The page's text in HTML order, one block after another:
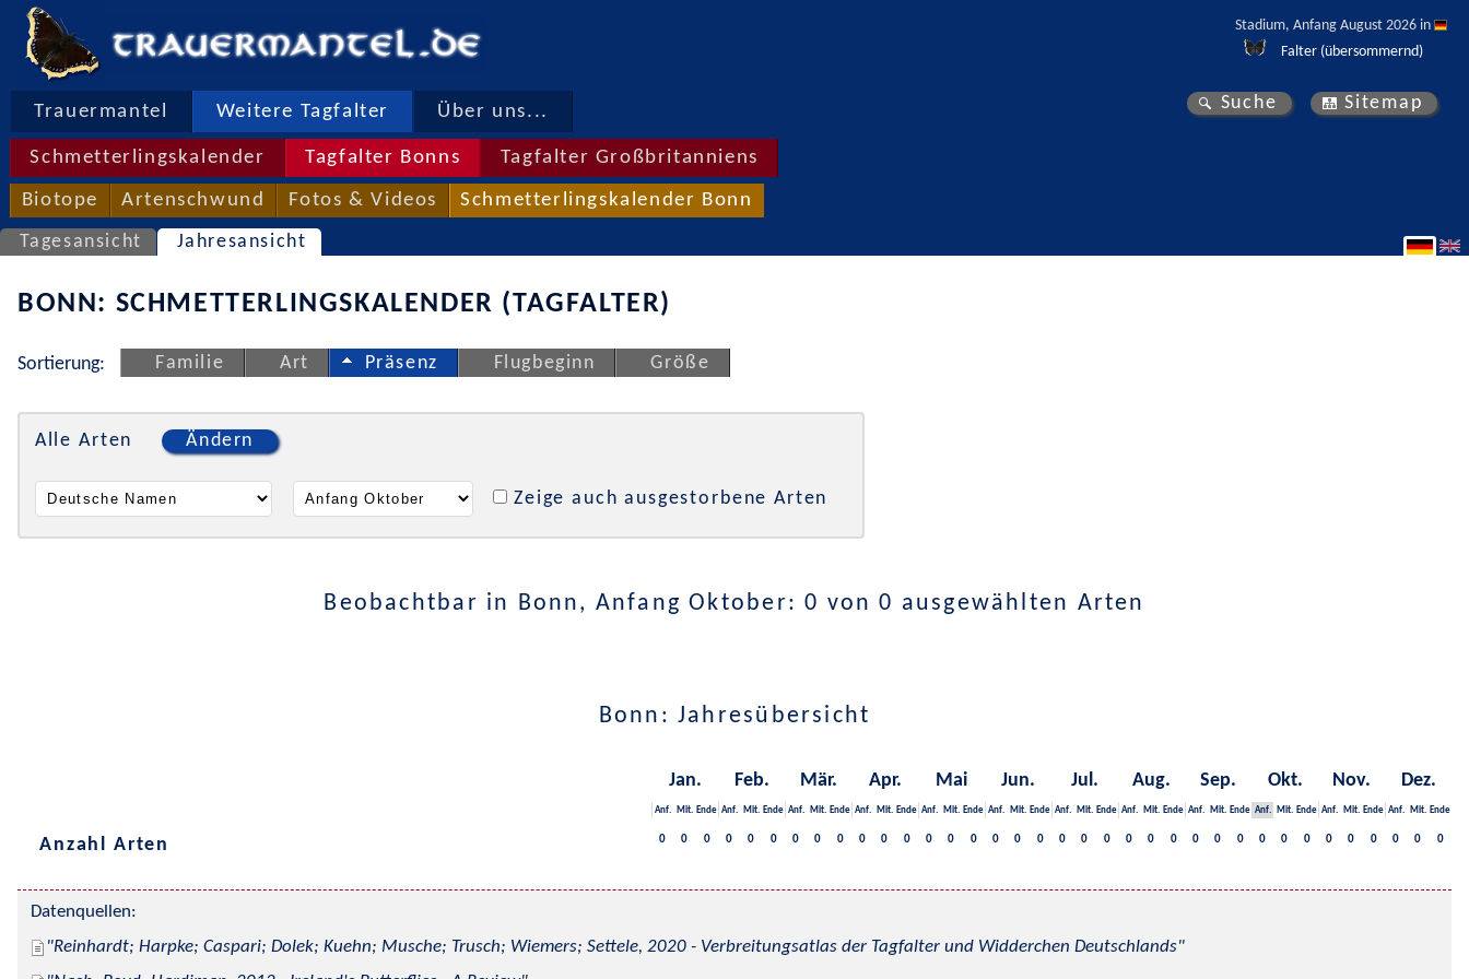
Stadium, Anfang August 2026 in
Falter (übersommernd)
Trauermantel Weitere Tagfalter Über uns...
Schmetterlingskalender Tagfalter Bonns Tagfalter Großbritanniens
Biotope Artenschwund Fotos & Videos Schmetterlingskalender Bonn
Suche Sitemap
Tagesansicht Jahresansicht
BONN: SCHMETTERLINGSKALENDER (TAGFALTER)
Sortierung: Familie Art Präsenz Flugbeginn Größe
Alle Arten Ändern
Zeige auch ausgestorbene Arten
Beobachtbar in Bonn, Anfang Oktober: 0 von 0 ausgewählten Arten
Bonn: Jahresübersicht
Jan. Feb. Mär. Apr. Mai Jun. Jul. Aug. Sep. Okt. Nov. Dez.
Anf. Mit. Ende Anf. Mit. Ende Anf. Mit. Ende Anf. Mit. Ende Anf. Mit. Ende Anf. Mit. Ende Anf. Mit. Ende Anf. Mit. Ende Anf. Mit. Ende Anf. Mit. Ende Anf. Mit. Ende Anf. Mit. Ende
Anzahl Arten 0 0 0 0 0 0 0 0 0 0 0 0 0 0 0 0 0 0 0 0 0 0 0 0 0 0 0 0 0 0 0 0 0 0 0 0
Datenquellen:
Reinhardt; Harpke; Caspari; Dolek; Kuehn; Musche; Trusch; Wiemers; Settele, 2020 - Verbreitungsatlas der Tagfalter und Widderchen Deutschlands